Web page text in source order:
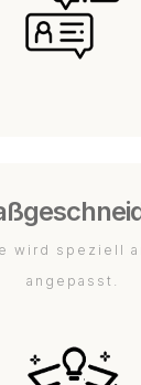
wird speziell
angepasst.